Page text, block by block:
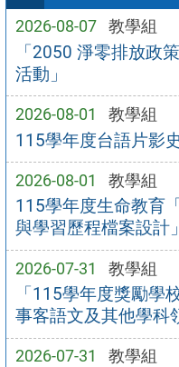
2026-08-07 教學組
「2050 淨零排放政
活動」
2026-08-01 教學組
115學年度台語片影史
2026-08-01 教學組
115學年度生命教育
與學習歷程檔案設計
2026-07-31 教學組
「115學年度獎勵學
事客語文及其他學科
2026-07-31 教學組